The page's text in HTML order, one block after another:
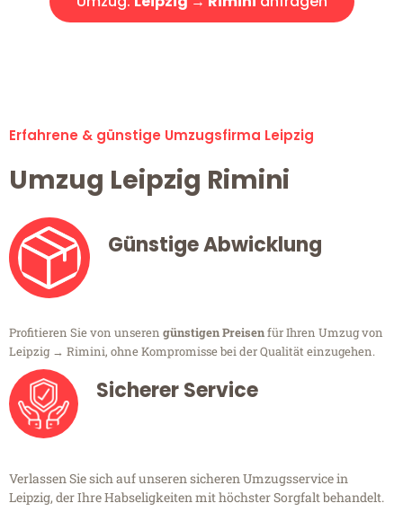
Erfahrene & günstige Umzugsfirma Leipzig
Umzug Leipzig Rimini
Günstige Abwicklung
Profitieren Sie von unseren günstigen Preisenfür Ihren Umzug von
Leipzig → Rimini, ohne Kompromisse bei der Qualität einzugehen.
Sicherer Service
Verlassen Sie sich auf unseren sicheren Umzugsservice in
Leipzig, der Ihre Habseligkeiten mit höchster Sorgfalt behandelt.